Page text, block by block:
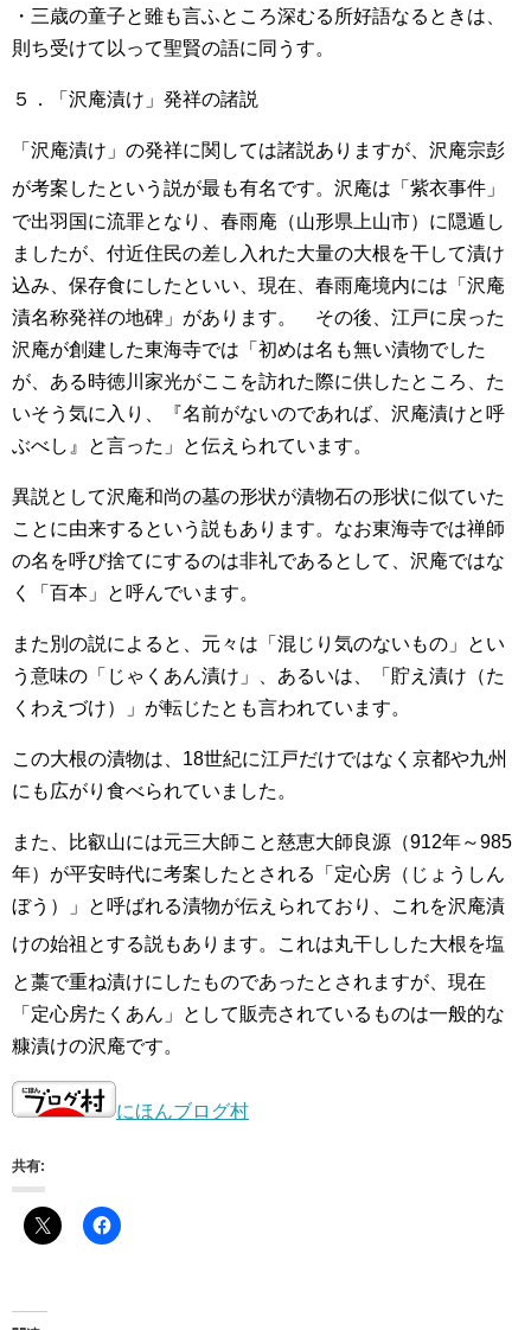
・三歳の童子と雖も言ふところ深むる所好語なるときは、
則ち受けて以って聖賢の語に同うす。
５．「沢庵漬け」発祥の諸説
「沢庵漬け」の発祥に関しては諸説ありますが、沢庵宗彭
が考案した という説が最も有名です。沢庵は「紫衣事件」
で出羽国に流罪となり、春雨庵（山形県上山市）に隠遁し
ましたが、付近住民の差し入れた大量の大根を干して漬け
込み、保存食にしたといい、現在、春雨庵境内には「沢庵
漬名称発祥の地碑」があります。 その後、江戸に戻った
沢庵が創建した東海寺では「初めは名も無い漬物でした
が、ある時徳川家光がここを訪れた際に供したところ、た
いそう気に入り、『名前がないのであれば、沢庵漬けと呼
ぶべし』と言った」と伝えられています。
異説として沢庵和尚の墓の形状が漬物石の形状に似ていた
ことに由来するという説もあります。なお東海寺では禅師
の名を呼び捨てにするのは非礼であるとして、沢庵ではな
く「百本」と呼んでいます。
また別の説によると、元々は「混じり気のないもの」とい
う意味の「じゃくあん漬け」、あるいは、「貯え漬け（た
くわえづけ）」が転じたとも言われています。
この大根の漬物は、18世紀に江戸だけではなく京都や九州
にも広がり食べられていました。
また、比叡山には元三大師こと慈恵大師良源（912年～985
年）が平安時代に考案したとされる「定心房（じょうしん
ぼう）」と呼ばれる漬物が伝えられており、これを沢庵漬
けの始祖とする説 もあります。これは丸干しした大根を塩
と藁で重ね漬けにしたものであった とされますが、現在
「定心房たくあん」として販売されているものは一般的な
糠漬けの沢庵です。
にほんブログ村
共有: